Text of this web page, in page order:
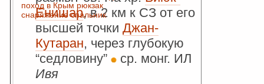
Енишар, в 2 км к СЗ от его
высшей точки Джан-
Кутаран, через глубокую
“седловину”
ср. монг. ИЛ
Ивя
поход в Крым рюкзак
снаряжение спальник